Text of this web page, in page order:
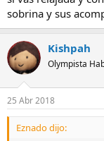
sobrina y sus
Kishpah
Olympista
25 Abr 2018
Eznado dijo: